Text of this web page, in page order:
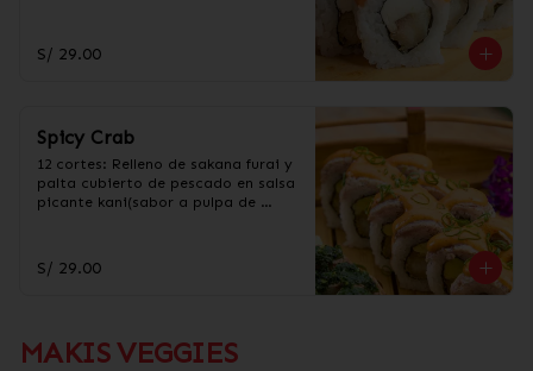
S/ 29.00
Spicy Crab
12 cortes: Relleno de sakana furai y
palta cubierto de pescado en salsa
picante kani(sabor a pulpa de
S/ 29.00
MAKIS VEGGIES